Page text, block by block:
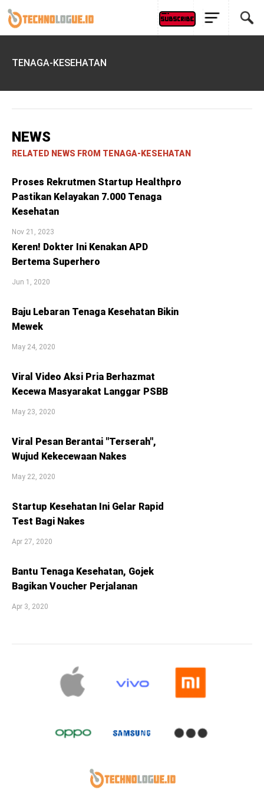
TENAGA-KESEHATAN
NEWS
RELATED NEWS FROM TENAGA-KESEHATAN
Proses Rekrutmen Startup Healthpro
Pastikan Kelayakan 7.000 Tenaga
Kesehatan
Nov 21, 2023
Keren! Dokter Ini Kenakan APD
Bertema Superhero
Jun 1, 2020
Baju Lebaran Tenaga Kesehatan Bikin
Mewek
May 24, 2020
Viral Video Aksi Pria Berhazmat
Kecewa Masyarakat Langgar PSBB
May 23, 2020
Viral Pesan Berantai "Terserah",
Wujud Kekecewaan Nakes
May 22, 2020
Startup Kesehatan Ini Gelar Rapid
Test Bagi Nakes
Apr 27, 2020
Bantu Tenaga Kesehatan, Gojek
Bagikan Voucher Perjalanan
Apr 3, 2020